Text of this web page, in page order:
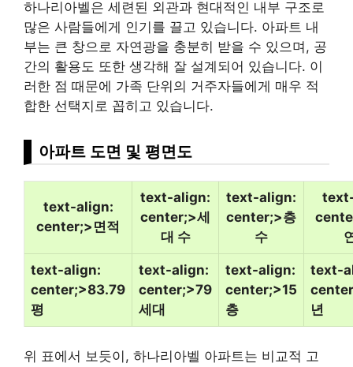
하나리아벨은 세련된 외관과 현대적인 내부 구조로
많은 사람들에게 인기를 끌고 있습니다. 아파트 내
부는 큰 창으로 자연광을 충분히 받을 수 있으며, 공
간의 활용도 또한 생각해 잘 설계되어 있습니다. 이
러한 점 때문에 가족 단위의 거주자들에게 매우 적
합한 선택지로 꼽히고 있습니다.
아파트 도면 및 평면도
text-align:
center;>면적
text-align:
center;>세
대 수
text-align:
center;>층
수
text-align:
center;>83.79
평
text-align:
center;>79
세대
text-align:
center;>15
층
text-
년
위 표에서 보듯이, 하나리아벨 아파트는 비교적 고